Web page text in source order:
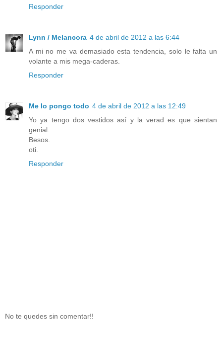
Responder
Lynn / Melancora 4 de abril de 2012 a las 6:44
A mi no me va demasiado esta tendencia, solo le falta un
volante a mis mega-caderas.
Responder
Me lo pongo todo 4 de abril de 2012 a las 12:49
Yo ya tengo dos vestidos así y la verad es que sientan
genial.
Besos.
oti.
Responder
No te quedes sin comentar!!